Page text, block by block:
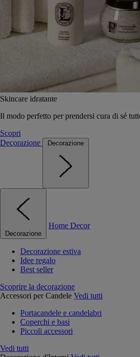
Skincare idratante
Il modo perfetto per prendersi cura di sé
Scopri
Decorazione
Decorazione
Decorazione
Home Decor
Decorazione estiva
Idee regalo
Best seller
Scoprire la decorazione
Accessori per Candele Vedi tutti
Portacandele e candelabri
Coperchi e basi
Piccoli accessori
Vedi tutti